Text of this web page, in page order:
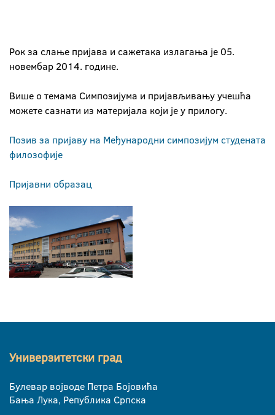
Рок за слање пријава и сажетака излагања је 05.
новембар 2014. године.
Више о темама Симпозијума и пријављивању учешћа
можете сазнати из материјала који је у прилогу.
Позив за пријаву на Међународни симпозијум студената
филозофије
Пријавни образац
Универзитетски град
Булевар војводе Петра Бојовића
Бања Лука, Република Српска